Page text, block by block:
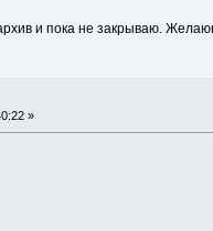
и пока не закрываю.
»